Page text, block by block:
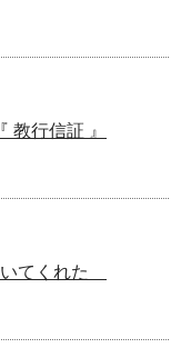
教行信証 』
てくれた